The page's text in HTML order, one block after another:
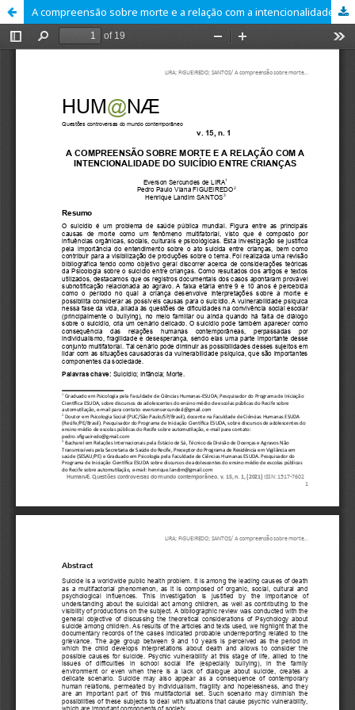
A compreensão sobre morte e a relação com a intencionalidade do suicídio entre crianças